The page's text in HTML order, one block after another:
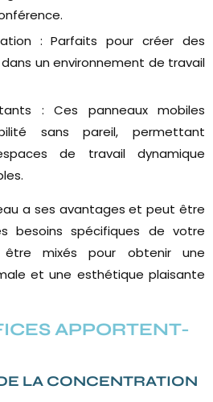
: Parfaits pour créer des
un environnement de travail
: Ces panneaux mobiles
sans pareil, permettant
de travail dynamique
a ses avantages et peut être
besoins spécifiques de votre
mixés pour obtenir une
et une esthétique plaisante
APPORTENT-
LA CONCENTRATION